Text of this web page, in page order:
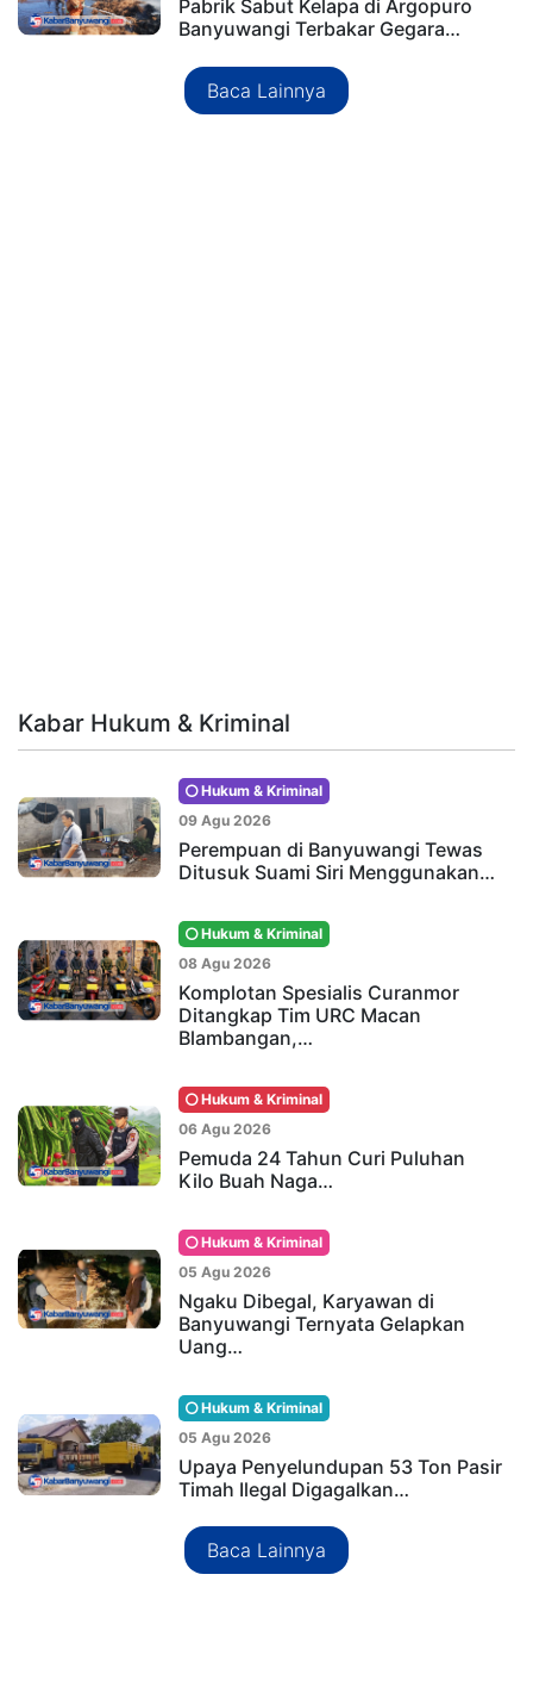
Pabrik Sabut Kelapa di Argopuro
Banyuwangi Terbakar Gegara…
Baca Lainnya
Kabar Hukum & Kriminal
Hukum & Kriminal
09 Agu 2026
Perempuan di Banyuwangi Tewas
Ditusuk Suami Siri Menggunakan…
Hukum & Kriminal
08 Agu 2026
Komplotan Spesialis Curanmor
Ditangkap Tim URC Macan
Blambangan,…
Hukum & Kriminal
06 Agu 2026
Pemuda 24 Tahun Curi Puluhan
Kilo Buah Naga…
Hukum & Kriminal
05 Agu 2026
Ngaku Dibegal, Karyawan di
Banyuwangi Ternyata Gelapkan
Uang…
Hukum & Kriminal
05 Agu 2026
Upaya Penyelundupan 53 Ton Pasir
Timah Ilegal Digagalkan…
Baca Lainnya